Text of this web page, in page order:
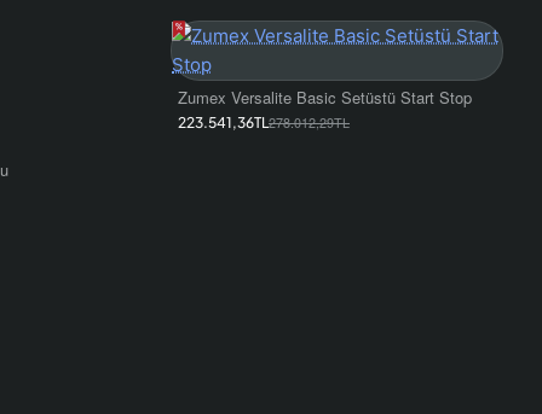
Zumex Versalite Basic Setüstü Start Stop
223.541,36TL278.012,29TL